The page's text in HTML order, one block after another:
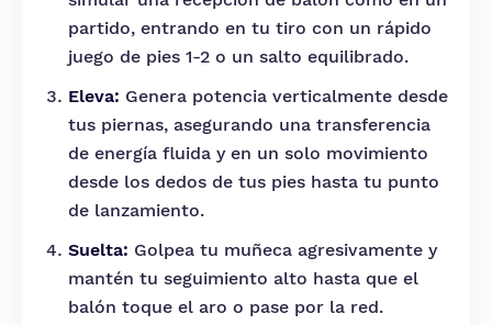
partido, entrando en tu tiro con un rápido
juego de pies 1-2 o un salto equilibrado.
Eleva: Genera potencia verticalmente desde
tus piernas, asegurando una transferencia
de energía fluida y en un solo movimiento
desde los dedos de tus pies hasta tu punto
de lanzamiento.
Suelta: Golpea tu muñeca agresivamente y
mantén tu seguimiento alto hasta que el
balón toque el aro o pase por la red.